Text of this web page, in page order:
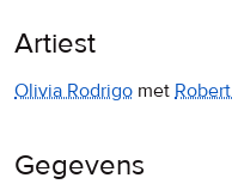
Artiest
Olivia Rodrigo met
Gegevens